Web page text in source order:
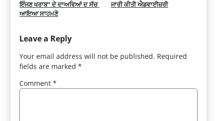
ਇੰਜਣ ਖਰਾਬ” ਦੇ ਦਾਅਵਿਆਂ ਦ ਸੱਚ
ਆਇਆ ਸਾਹਮਣੇ
ਜਾਰੀ ਕੀਤੀ ਐਡਵਾਈਜ਼ਰੀ
Leave a Reply
Your email address will not be published. Required
fields are marked*
Comment*